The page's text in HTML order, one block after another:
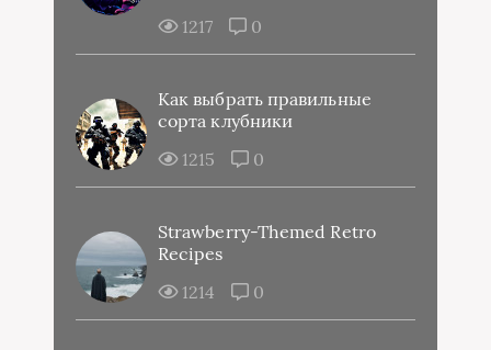
1217
0
Как выбрать правильные
сорта клубники
1215
0
Strawberry-Themed Retro
Recipes
1214
0